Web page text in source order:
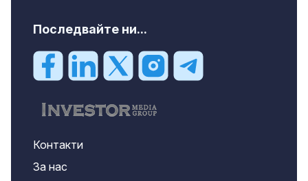
Последвайте ни...
Контакти
За нас